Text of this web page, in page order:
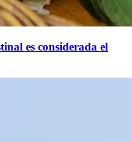
es considerada el